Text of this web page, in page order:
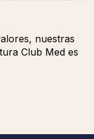
nuestras
Club Med es